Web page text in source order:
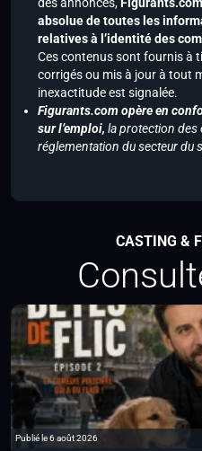
absolue de toutes les
relatives à l’identité des
Ces contenus sont fournis à
corrigés ou mis à jour à tout
inexactitude est signalée.
Figurants.com opère en
sur l’emploi, la protection des
réglementation du secteur du
CASTING &
Publié le 6 août 2026